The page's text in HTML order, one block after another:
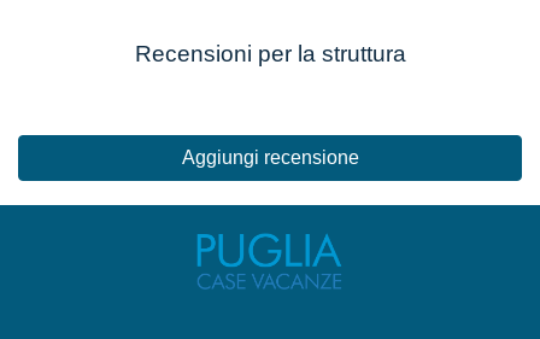
Recensioni per la struttura
Aggiungi recensione